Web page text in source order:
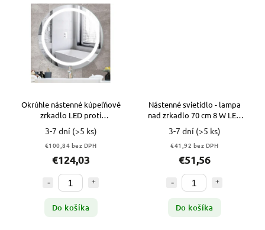
Okrúhle nástenné kúpeľňové
zrkadlo LED proti
zahmlievaniu 70 cm
3-7 dní (>5 ks)
€100,84 bez DPH
€124,03
Do košíka
Nástenné svietidlo - lampa
nad zrkadlo 70 cm 8 W LED
900 LM POEL T1
3-7 dní (>5 ks)
€41,92 bez DPH
€51,56
Do košíka